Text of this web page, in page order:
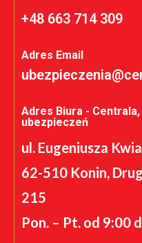
+48 663 714 309
Adres Email
Adres Biura -
ubezpieczeń
ul. Eugeniusza
62-510 Konin,
215
Pon. – Pt. od 9:00